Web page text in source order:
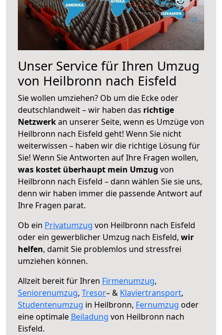
Unser Service für Ihren Umzug
von Heilbronn nach Eisfeld
Sie wollen umziehen? Ob um die Ecke oder
deutschlandweit – wir haben das richtige
Netzwerkan unserer Seite, wenn es Umzüge von
Heilbronn nach Eisfeld geht! Wenn Sie nicht
weiterwissen – haben wir die richtige Lösung für
Sie! Wenn Sie Antworten auf Ihre Fragen wollen,
was kostet überhaupt mein Umzug von
Heilbronn nach Eisfeld – dann wählen Sie sie uns,
denn wir haben immer die passende Antwort auf
Ihre Fragen parat.
Ob ein Privatumzug von Heilbronn nach Eisfeld
oder ein gewerblicher Umzug nach Eisfeld, wir
helfen, damit Sie problemlos und stressfrei
umziehen können.
Allzeit bereit für Ihren Firmenumzug,
Seniorenumzug, Tresor– & Klaviertransport,
Studentenumzug in Heilbronn, Fernumzug oder
eine optimale Beiladung von Heilbronn nach
Eisfeld.